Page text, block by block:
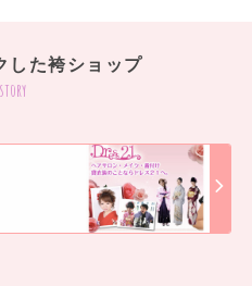
した袴ショップ